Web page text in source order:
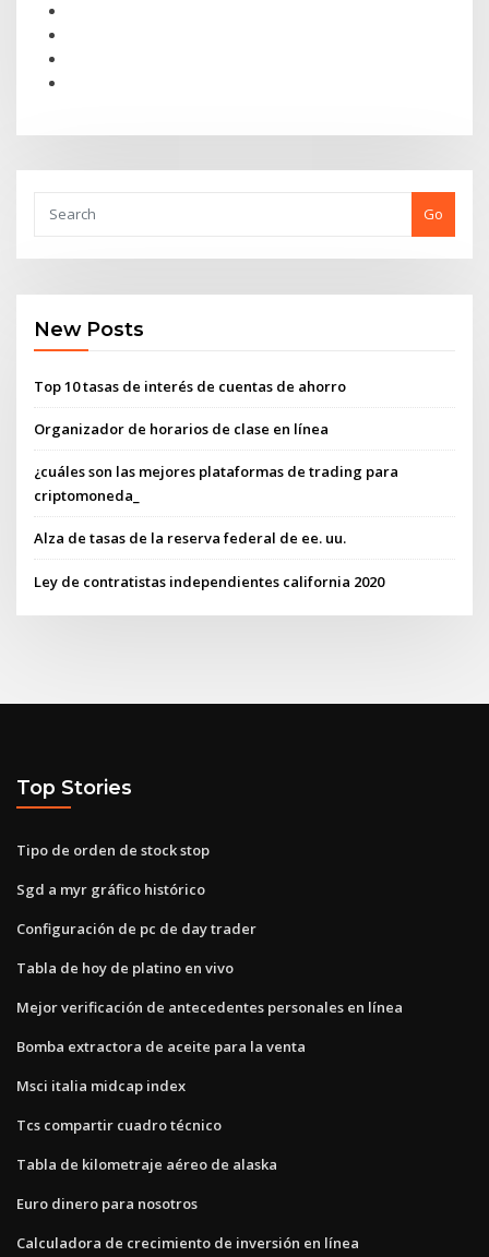
Go
New Posts
Top 10 tasas de interés de cuentas de ahorro
Organizador de horarios de clase en línea
¿cuáles son las mejores plataformas de trading para
criptomoneda_
Alza de tasas de la reserva federal de ee. uu.
Ley de contratistas independientes california 2020
Top Stories
Tipo de orden de stock stop
Sgd a myr gráfico histórico
Configuración de pc de day trader
Tabla de hoy de platino en vivo
Mejor verificación de antecedentes personales en línea
Bomba extractora de aceite para la venta
Msci italia midcap index
Tcs compartir cuadro técnico
Tabla de kilometraje aéreo de alaska
Euro dinero para nosotros
Calculadora de crecimiento de inversión en línea